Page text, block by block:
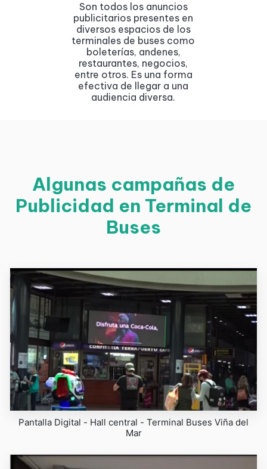
Son todos los anuncios
publicitarios presentes en
diversos espacios de los
terminales de buses como
boleterías, andenes,
restaurantes, negocios,
entre otros. Es una forma
efectiva de llegar a una
audiencia diversa.
Algunas campañas de
Publicidad en Terminal de
Buses
Pantalla Digital - Hall central - Terminal Buses Viña del
Mar